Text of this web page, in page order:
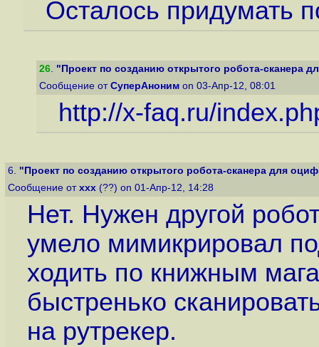
Осталось придумать
26. "Проект по созданию открытого робота-сканера
Сообщение от СуперАноним on 03-Апр-12, 08:01
http://x-faq.ru/
6. "Проект по созданию открытого робота-сканера для
Сообщение от xxx (??) on 01-Апр-12, 14:28
Нет. Нужен другой
умело мимикрировал
ходить по книжным
быстренько
на рутрекер.